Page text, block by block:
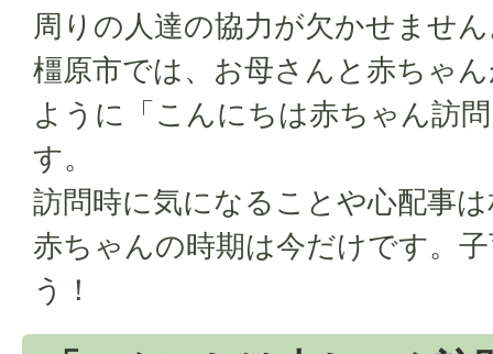
周りの人達の協力が欠かせませ
橿原市では、お母さんと赤ちゃ
ように「こんにちは赤ちゃん訪
す。
訪問時に気になることや心配事
赤ちゃんの時期は今だけです。
う！